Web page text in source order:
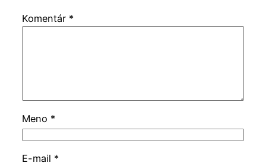
Komentár *
Meno *
E-mail *